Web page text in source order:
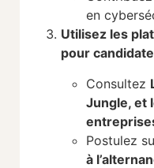
en
Utilisez les
pour
Consultez
Jungle, et
Postulez
à